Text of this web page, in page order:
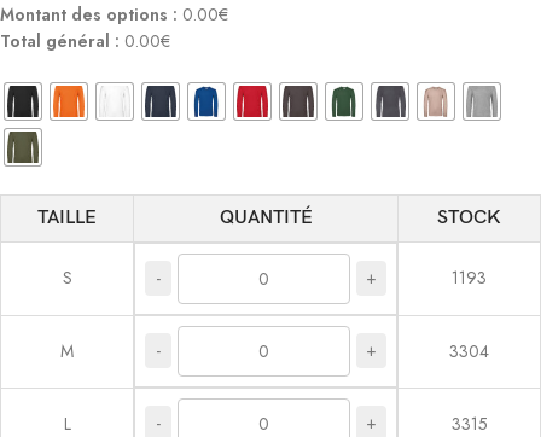
Montant des options : 0.00€
Total général : 0.00€
TAILLE QUANTITÉ STOCK
S - + 1193
M - + 3304
L - + 3315